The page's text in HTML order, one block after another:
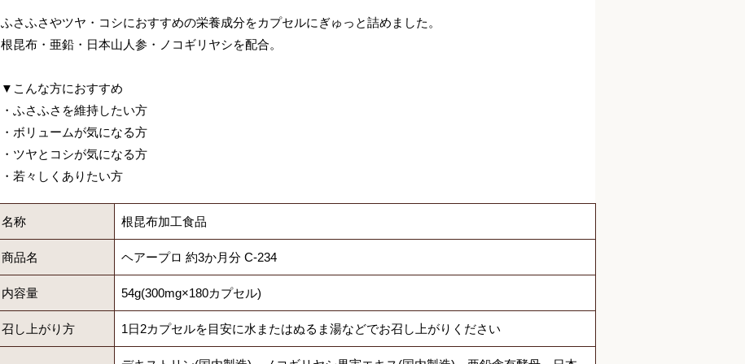
ふさふさやツヤ・コシにおすすめの栄養成分をカプセルにぎゅっと詰めました。
根昆布・亜鉛・日本山人参・ノコギリヤシを配合。
▼こんな方におすすめ
・ふさふさを維持したい方
・ボリュームが気になる方
・ツヤとコシが気になる方
・若々しくありたい方
名称 根昆布加工食品
商品名 ヘアープロ 約3か月分 C-234
内容量 54g(300mg×180カプセル)
召し上がり方 1日2カプセルを目安に水またはぬるま湯などでお召し上がりください